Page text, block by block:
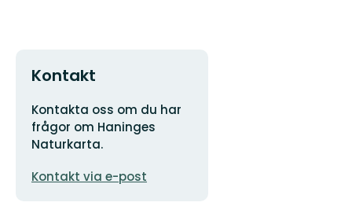
Kontakt
Adress
Kontakta oss om du har
frågor om Haninges
Naturkarta.
postadress
Kontakt via e-post